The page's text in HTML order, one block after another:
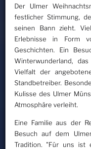
Der Ulmer
festlicher Stimmung,
seinen Bann zieht.
Erlebnisse in Form
Geschichten. Ein
Winterwunderland,
Vielfalt der
Standbetreiber.
Kulisse des Ulmer
Atmosphäre verleiht.
Eine Familie aus der
Besuch auf dem
Tradition. "Für uns ist